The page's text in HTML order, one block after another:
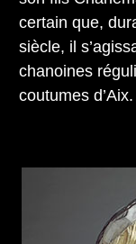
certain que,
siècle, il
chanoines
coutumes d’Aix.